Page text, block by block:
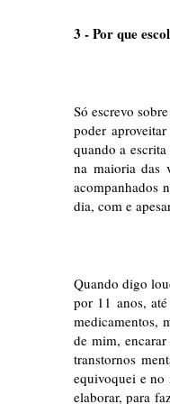
3 - Por que
Só escrevo
poder
quando a
na maioria das
acompanhados
dia, com e
Quando digo
por 11 anos,
medicamentos,
de mim,
transtornos
equivoquei e no
elaborar, para